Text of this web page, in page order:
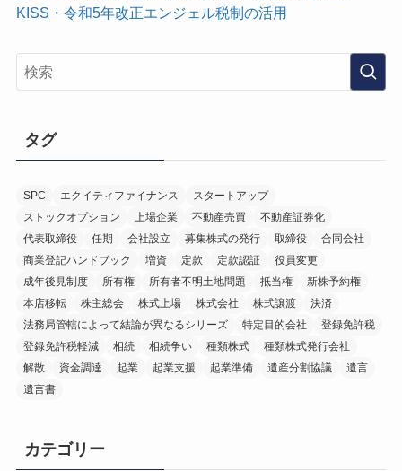
KISS・令和5年改正エンジェル税制の活用
タグ
SPC エクイティファイナンス
スタートアップ
ストックオプション
上場企業 不動産売買
不動産証券化
代表取締役
任期 会社設立 募集株式の発行 取締役
合同会社
商業登記ハンドブック
増資 定款 定款認証
役員変更
成年後見制度
所有権 所有者不明土地問題 抵当権
新株予約権
本店移転
株主総会 株式上場 株式会社 株式譲渡
決済
法務局管轄によって結論が異なるシリーズ
特定目的会社
登録免許税
登録免許税軽減
相続 相続争い 種類株式
種類株式発行会社
解散
資金調達 起業 起業支援 起業準備 遺産分割協議
遺言
遺言書
カテゴリー